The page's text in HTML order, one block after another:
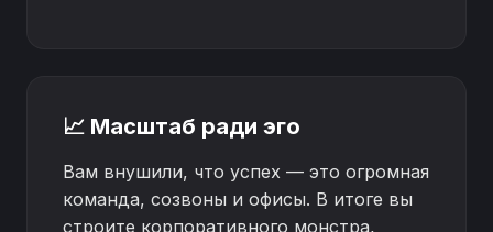
📈 Масштаб ради эго
Вам внушили, что успех — это огромная
команда, созвоны и офисы. В итоге вы
строите корпоративного монстра,